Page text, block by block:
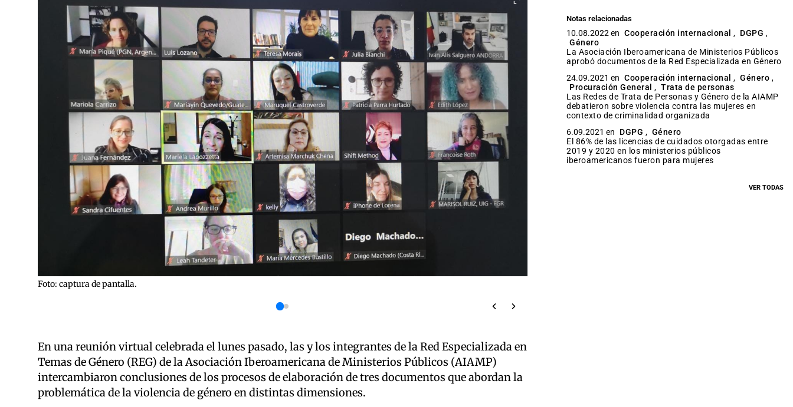
Foto: captura de pantalla.
En una reunión virtual celebrada el lunes pasado, las y los integrantes de la Red Especializada en
Temas de Género (REG) de la Asociación Iberoamericana de Ministerios Públicos (AIAMP)
intercambiaron conclusiones de los procesos de elaboración de tres documentos que abordan la
problemática de la violencia de género en distintas dimensiones.
Notas relacionadas
10.08.2022 en Cooperación internacional , DGPG ,
Género
La Asociación Iberoamericana de Ministerios Públicos
aprobó documentos de la Red Especializada en Género
24.09.2021 en Cooperación internacional , Género ,
Procuración General , Trata de personas
Las Redes de Trata de Personas y Género de la AIAMP
debatieron sobre violencia contra las mujeres en
contexto de criminalidad organizada
6.09.2021 en
DGPG , Género
El 86% de las licencias de cuidados otorgadas entre
2019 y 2020 en los ministerios públicos
iberoamericanos fueron para mujeres
VER TODAS